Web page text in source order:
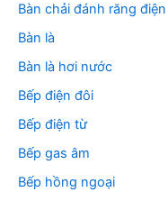
Bàn chải đánh răng điện
Bàn là
Bàn là hơi nước
Bếp điện đôi
Bếp điện từ
Bếp gas âm
Bếp hồng ngoại